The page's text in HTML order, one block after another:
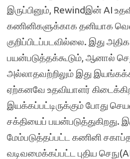
இருப்பினும், Rewindஇன் AI
கணினிகளுக்காக தனியாக
குறிப்பிடப்படவில்லை. இது
பயன்படுத்தக்கூடும், ஆனால்
அல்லாதவற்றிலும் இது
ஏற்கனவே உதவியாளர்
இயக்கப்பட்டிருக்கும் போது
சக்தியைப் பயன்படுத்துகிறது.
மேம்படுத்தப்பட்ட கணினி
வடிவமைக்கப்பட்ட புதிய